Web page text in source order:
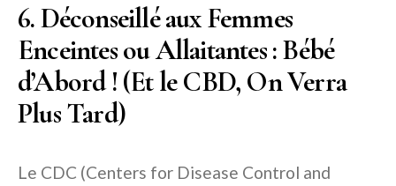
6. Déconseillé aux Femmes
Enceintes ou Allaitantes : Bébé
d’Abord ! (Et le CBD, On Verra
Plus Tard)
Le CDC (Centers for Disease Control and